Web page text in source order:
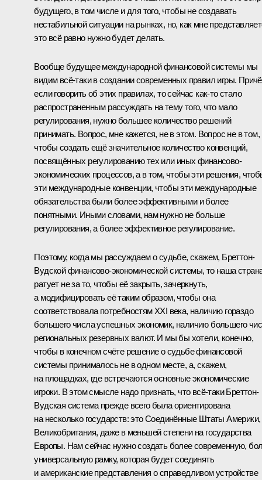
будущего, в том числе и для того, чтобы не создавать
нестабильной ситуации на рынках, но, как мне
это всё равно нужно будет делать.
Вообще будущее международной финансовой системы мы
видим всё‑таки в создании современных правил игры.
если говорить об этих правилах, то сейчас как‑то стало
распространенным рассуждать на тему того, что мало
регулирования, нужно большее количество решений
принимать. Вопрос, мне кажется, не в этом. Вопрос не в том,
чтобы создать ещё значительное количество конвенций,
посвящённых регулированию тех или иных финансово-
экономических процессов, а в том, чтобы эти решения,
эти международные конвенции, чтобы эти международные
обязательства были более эффективными и более
понятными. Иными словами, нам нужно не больше
регулирования, а более эффективное регулирование.
Поэтому, когда мы рассуждаем о судьбе, скажем, Бреттон-
Вудской финансово-экономической системы, то наша
ратует не за то, чтобы её закрыть, зачеркнуть,
а модифицировать её таким образом, чтобы она
соответствовала потребностям XXI века, наличию гораздо
большего числа успешных экономик, наличию большего
региональных резервных валют. И мы бы хотели, конечно,
чтобы в конечном счёте решение о судьбе финансовой
системы принималось не в одном месте, а, скажем,
на площадках, где встречаются основные экономические
игроки. В этом смысле надо признать, что всё‑таки Бреттон-
Вудская система прежде всего была ориентирована
на несколько государств: это Соединённые Штаты Америки,
Великобритания, даже в меньшей степени на государства
Европы. Нам сейчас нужно создать более современную,
универсальную рамку, которая будет соединять
и американские представления о справедливом устройстве